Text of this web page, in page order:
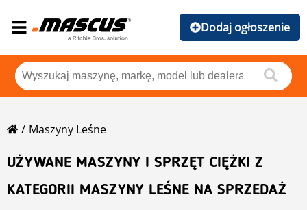
Dodaj ogłoszenie
Maszyny Leśne
UŻYWANE MASZYNY I SPRZĘT CIĘŻKI Z
KATEGORII MASZYNY LEŚNE NA SPRZEDAŻ